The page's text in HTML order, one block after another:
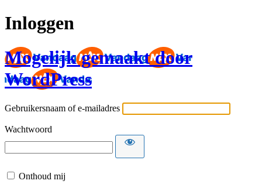
Inloggen
Mogelijk gemaakt door
WordPress
Gebruikersnaam of e-mailadres
Wachtwoord
Onthoud mij